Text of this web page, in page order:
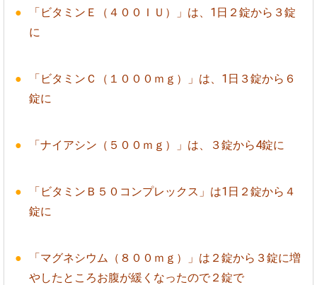
「ビタミンＥ（４００ＩＵ）」は、1日２錠から３錠
に
「ビタミンＣ（１０００ｍｇ）」は、1日３錠から６
錠に
「ナイアシン（５００ｍｇ）」は、３錠から4錠に
「ビタミンＢ５０コンプレックス」は1日２錠から４
錠に
「マグネシウム（８００ｍｇ）」は２錠から３錠に増
やしたところお腹が緩くなったので２錠で